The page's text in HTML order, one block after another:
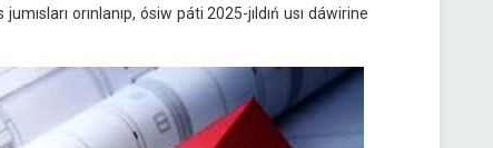
orınlanıp, ósiw páti 2025-jıldıń usı dáwirine